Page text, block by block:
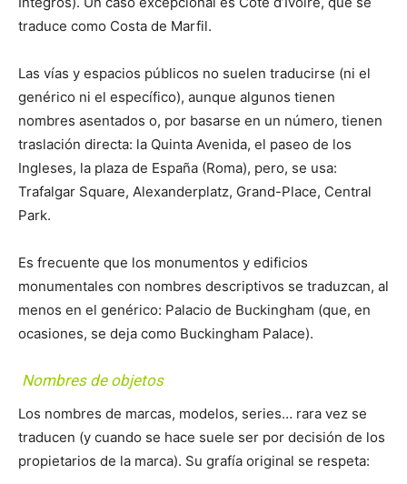
traduce como Costa de Marfil.
Las vías y espacios públicos no suelen traducirse (ni el
genérico ni el específico), aunque algunos tienen
nombres asentados o, por basarse en un número, tienen
traslación directa: la Quinta Avenida, el paseo de los
Ingleses, la plaza de España (Roma), pero, se usa:
Trafalgar Square, Alexanderplatz, Grand-Place, Central
Park.
Es frecuente que los monumentos y edificios
monumentales con nombres descriptivos se traduzcan, al
menos en el genérico: Palacio de Buckingham (que, en
ocasiones, se deja como Buckingham Palace).
Nombres de objetos
Los nombres de marcas, modelos, series… rara vez se
traducen (y cuando se hace suele ser por decisión de los
propietarios de la marca). Su grafía original se respeta: